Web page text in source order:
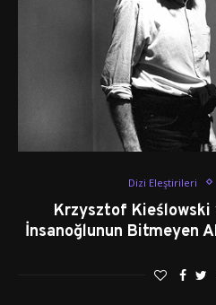
Dizi Eleştirileri
Krzysztof Kieślowski
İnsanoğlunun Bitmeyen